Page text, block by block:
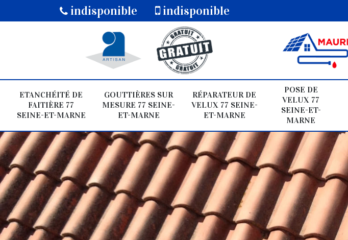
indisponible indisponible
ETANCHÉITÉ DE
FAITIÈRE 77
SEINE-ET-MARNE
GOUTTIÈRES SUR
MESURE 77 SEINE-
ET-MARNE
RÉPARATEUR DE
VELUX 77 SEINE-
ET-MARNE
POSE DE
VELUX 77
SEINE-ET-
MARNE